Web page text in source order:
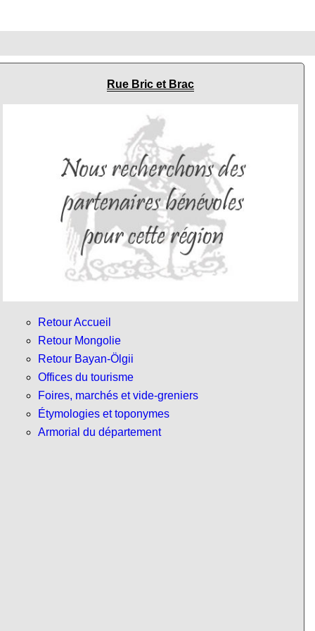
Rue Bric et Brac
Retour Accueil
Retour Mongolie
Retour Bayan-Ölgii
Offices du tourisme
Foires, marchés et vide-greniers
Étymologies et toponymes
Armorial du département